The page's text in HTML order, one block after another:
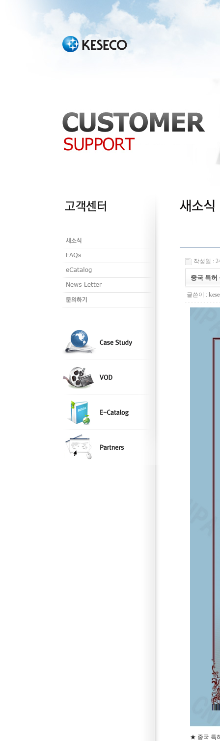
작성일 :
중국 특허
글쓴이 :
★ 중국 특